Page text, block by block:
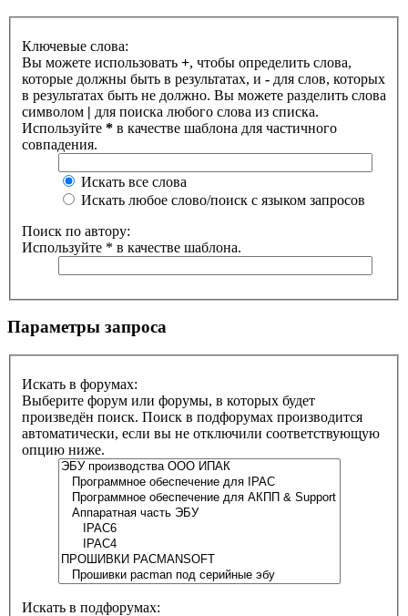
Ключевые слова:
Вы можете использовать +, чтобы определить слова,
которые должны быть в результатах, и - для слов, которых
в результатах быть не должно. Вы можете разделить слова
символом | для поиска любого слова из списка.
Используйте * в качестве шаблона для частичного
совпадения.
Искать все слова
Искать любое слово/поиск с языком запросов
Поиск по автору:
Используйте * в качестве шаблона.
Параметры запроса
Искать в форумах:
Выберите форум или форумы, в которых будет
произведён поиск. Поиск в подфорумах производится
автоматически, если вы не отключили соответствующую
опцию ниже.
Искать в подфорумах: